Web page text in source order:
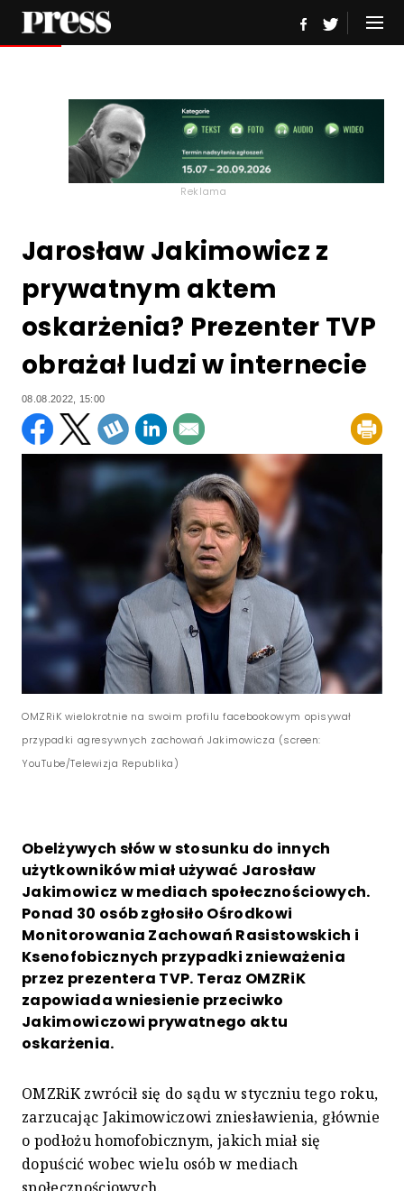
Reklama
Jarosław Jakimowicz z
prywatnym aktem
oskarżenia? Prezenter TVP
obrażał ludzi w internecie
08.08.2022, 15:00
OMZRiK wielokrotnie na swoim profilu facebookowym opisywał
przypadki agresywnych zachowań Jakimowicza (screen:
YouTube/Telewizja Republika)
Obelżywych słów w stosunku do innych
użytkowników miał używać Jarosław
Jakimowicz w mediach społecznościowych.
Ponad 30 osób zgłosiło Ośrodkowi
Monitorowania Zachowań Rasistowskich i
Ksenofobicznych przypadki znieważenia
przez prezentera TVP. Teraz OMZRiK
zapowiada wniesienie przeciwko
Jakimowiczowi prywatnego aktu
oskarżenia.
OMZRiK zwrócił się do sądu w styczniu tego roku,
zarzucając Jakimowiczowi zniesławienia, głównie
o podłożu homofobicznym, jakich miał się
dopuścić wobec wielu osób w mediach